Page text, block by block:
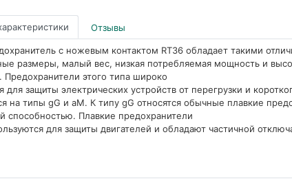
Отзывы
с ножевым контактом RT36 обладает такими
размеры, малый вес, низкая потребляемая мощность и
Предохранители этого типа широко
для защиты электрических устройств от перегрузки и
на типы gG и aM. К типу gG относятся обычные плавкие
способностью. Плавкие предохранители
для защиты двигателей и обладают частичной